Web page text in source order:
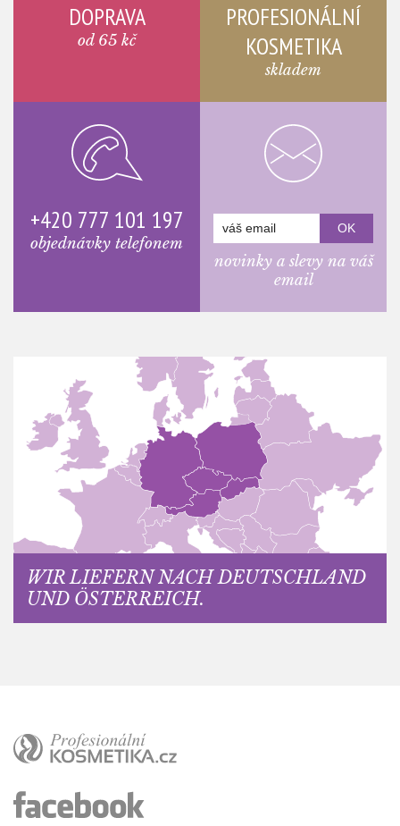
DOPRAVA
od 65 kč
PROFESIONÁLNÍ
KOSMETIKA
skladem
+420 777 101 197
objednávky telefonem
novinky a slevy na váš
email
WIR LIEFERN NACH DEUTSCHLAND
UND ÖSTERREICH.